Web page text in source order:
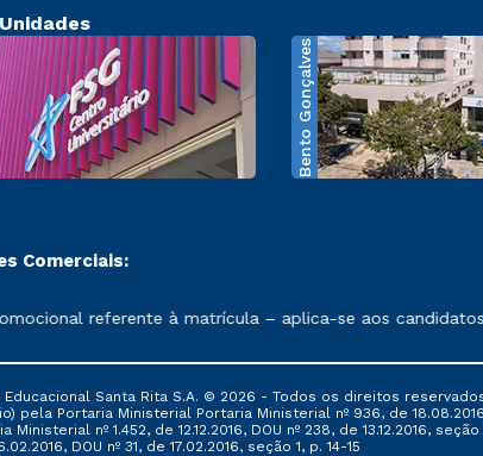
Bento Gonçalves
Comerciais:
de rematrícula conforme exposto no contrato de
referente à matrícula – aplica-se aos candidatos
Santa Rita S.A. © 2026 - Todos os direitos
pela Portaria Ministerial Portaria Ministerial nº 936, de
Ministerial nº 1.452, de 12.12.2016, DOU nº 238, de 13.12.2016,
DOU nº 31, de 17.02.2016, seção 1, p. 14-15